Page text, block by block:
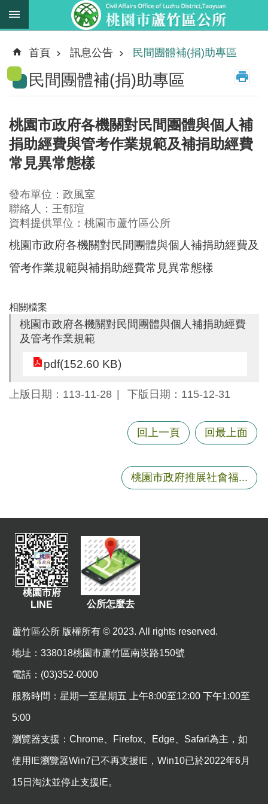
跳到主要內容區塊
新
消
息
務
職
掌
法
資
料
進
搜
尋
蘆
介
紹
便
民
資
訊
機
訊
相
關
資
料
回
首
頁
首頁 訊息公告 民間團體補(捐)助專區
民間團體補(捐)助專區
桃園市政府各機關對民間團體與個人補
捐助經費與管考作業規範及補捐助經費
常見異常態樣
發布單位：政風室
聯絡人：王郁瑄
資料提供單位：桃園市蘆竹區公所
桃園市政府各機關對民間團體與個人補捐助經費及
管考作業規範與補捐助經費常見異常態樣
相關檔案
桃園市政府各機關對民間團體與個人補捐助經費
及管考作業規範
pdf(152.60 KB)
上版日期：113-11-28 下版日期：115-12-31
回上一頁 回最上面
桃園市政府推展社會福...
桃園市府
LINE
公所怎麼去
蘆竹區公所 版權所有 © 2023. All rights reserved.
地址 ：338018桃園市蘆竹區南崁路150號
電話：(03)352-0000
服務時間：星期一至星期五 上午8:00至12:00 下午1:00至
5:00
瀏覽器支援：Chrome、Firefox、Edge、Safari為主，如
使用IE瀏覽器Win7已不再支援IE，Win10已於2022年6月
15日淘汰並停止支援IE。